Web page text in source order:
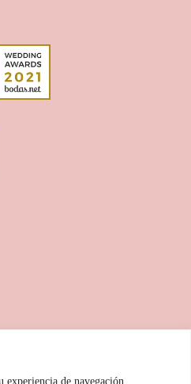
experiencia de navegación,